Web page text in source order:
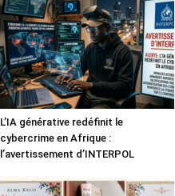
L’IA générative redéfinit le
cybercrime en Afrique :
l’avertissement d’INTERPOL